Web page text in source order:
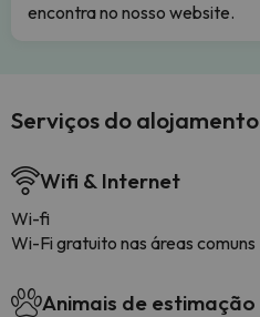
encontra no nosso website.
Serviços do alojamento
Wifi & Internet
Wi-fi
Wi-Fi gratuito nas áreas comuns
Animais de estimação